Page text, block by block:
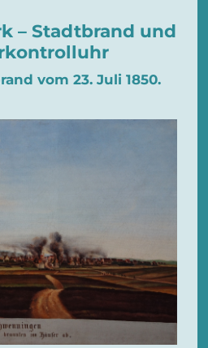
– Stadtbrand und
vom 23. Juli 1850.